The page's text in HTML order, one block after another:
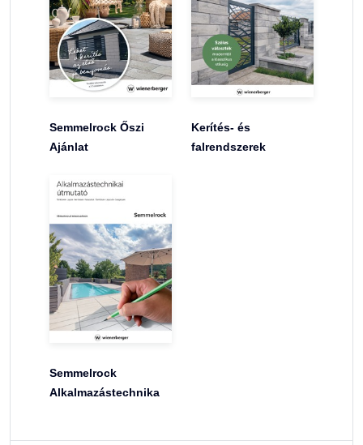
Semmelrock Őszi
Ajánlat
Kerítés- és
falrendszerek
Semmelrock
Alkalmazástechnika